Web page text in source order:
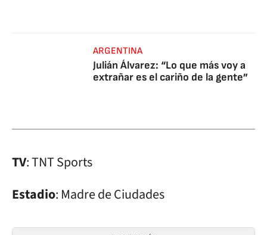
ARGENTINA
Julián Álvarez: “Lo que más voy a
extrañar es el cariño de la gente”
TV: TNT Sports
Estadio: Madre de Ciudades